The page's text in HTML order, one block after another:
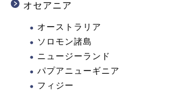
オセアニア
オーストラリア
ソロモン諸島
ニュージーランド
パプアニューギニア
フィジー